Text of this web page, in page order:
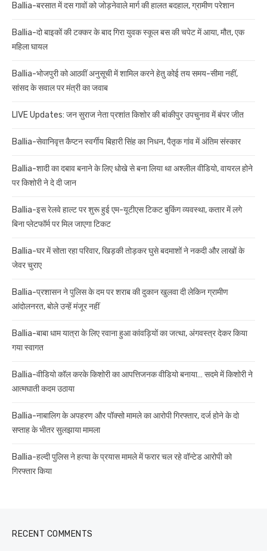
Ballia-बरसात में दस गावों को जोड़नेवाले मार्ग की हालत बदहाल, ग्रामीण परेशान
Ballia-दो बाइकों की टक्कर के बाद गिरा युवक स्कूल बस की चपेट में आया, मौत, एक
महिला घायल
Ballia-भोजपुरी को आठवीं अनुसूची में शामिल करने हेतु कोई तय समय-सीमा नहीं,
सांसद के सवाल पर मंत्री का जवाब
LIVE Updates: जन सुराज नेता प्रशांत किशोर की बांकीपुर उपचुनाव में बंपर जीत
Ballia-सेवानिवृत्त कैप्टन स्वर्गीय बिहारी सिंह का निधन, पैतृक गांव में अंतिम संस्कार
Ballia-शादी का दबाव बनाने के लिए धोखे से बना लिया था अश्लील वीडियो, वायरल होने
पर किशोरी ने दे दी जान
Ballia-इस रेलवे हाल्ट पर शुरू हुई एम-यूटीएस टिकट बुकिंग व्यवस्था, कतार में लगे
बिना प्लेटफॉर्म पर मिल जाएगा टिकट
Ballia-घर में सोता रहा परिवार, खिड़की तोड़कर घुसे बदमाशों ने नकदी और लाखों के
जेवर चुराए
Ballia-प्रशासन ने पुलिस के दम पर शराब की दुकान खुलवा दी लेकिन ग्रामीण
आंदोलनरत, बोले उन्हें मंजूर नहीं
Ballia-बाबा धाम यात्रा के लिए रवाना हुआ कांवड़ियों का जत्था, अंगवस्त्र देकर किया
गया स्वागत
Ballia-वीडियो कॉल करके किशोरी का आपत्तिजनक वीडियो बनाया… सदमे में किशोरी ने
आत्मघाती कदम उठाया
Ballia-नाबालिग के अपहरण और पॉक्सो मामले का आरोपी गिरफ्तार, दर्ज होने के दो
सप्ताह के भीतर सुलझाया मामला
Ballia-हल्दी पुलिस ने हत्या के प्रयास मामले में फरार चल रहे वॉन्टेड आरोपी को
गिरफ्तार किया
RECENT COMMENTS